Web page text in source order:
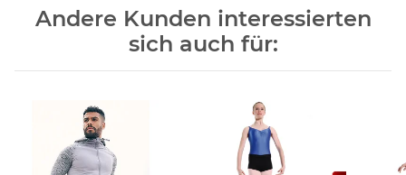
Andere Kunden interessierten
sich auch für: